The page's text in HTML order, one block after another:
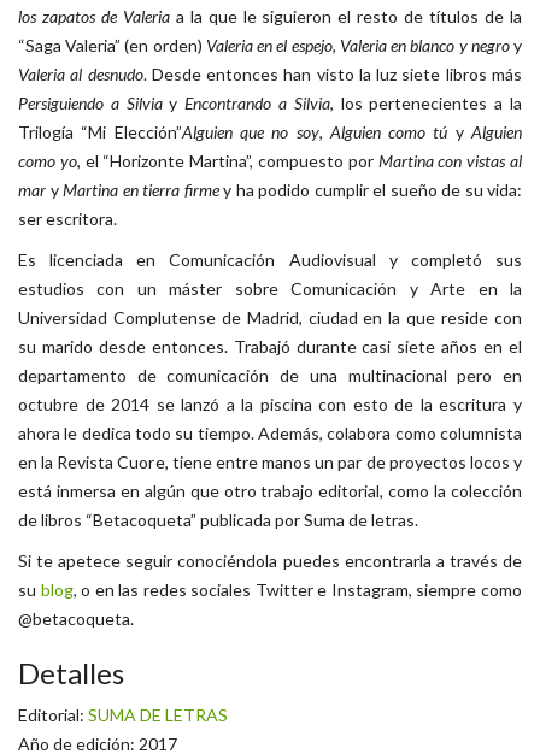
los zapatos de Valeriaa la que le siguieron el resto de títulos de la
“Saga Valeria” (en orden) Valeria en el espejo, Valeria en blanco y negroy
Valeria al desnudo. Desde entonces han visto la luz siete libros más
Persiguiendo a SilviayEncontrando a Silvia, los pertenecientes a la
Trilogía “Mi Elección”Alguien que no soy, Alguien como tú yAlguien
como yo, el “Horizonte Martina”, compuesto por Martina con vistas al
mar yMartina en tierra firmey ha podido cumplir el sueño de su vida:
ser escritora.
Es licenciada en Comunicación Audiovisual y completó sus
estudios con un máster sobre Comunicación y Arte en la
Universidad Complutense de Madrid, ciudad en la que reside con
su marido desde entonces. Trabajó durante casi siete años en el
departamento de comunicación de una multinacional pero en
octubre de 2014 se lanzó a la piscina con esto de la escritura y
ahora le dedica todo su tiempo. Además, colabora como columnista
en la Revista Cuore, tiene entre manos un par de proyectos locos y
está inmersa en algún que otro trabajo editorial, como la colección
de libros “Betacoqueta” publicada por Suma de letras.
Si te apetece seguir conociéndola puedes encontrarla a través de
su blog, o en las redes sociales Twitter e Instagram, siempre como
@betacoqueta.
Detalles
Editorial: SUMA DE LETRAS
Año de edición: 2017